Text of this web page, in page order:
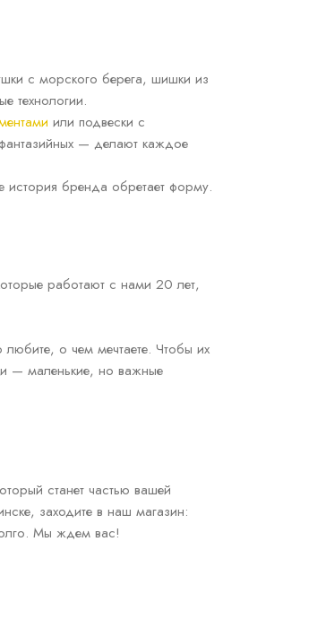
с морского берега, шишки из
технологии.
или подвески с
— делают каждое
история бренда обретает форму.
работают с нами 20 лет,
о чем мечтаете. Чтобы их
— маленькие, но важные
станет частью вашей
заходите в наш магазин:
Мы ждем вас!